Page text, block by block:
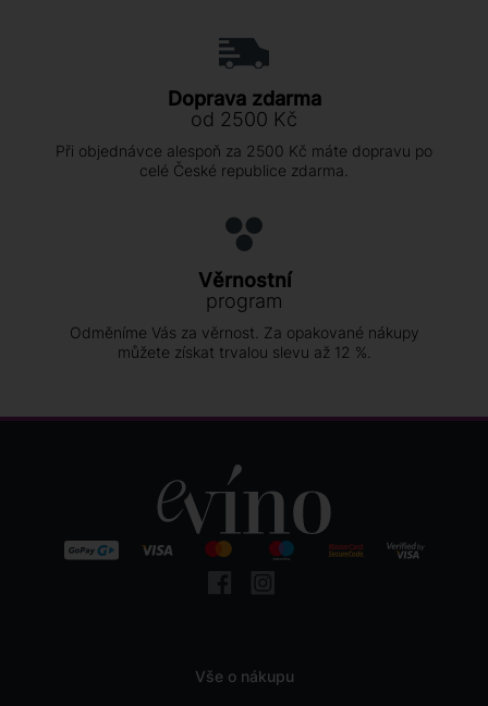
Doprava zdarma
od 2500 Kč
Při objednávce alespoň za 2500 Kč máte dopravu po
celé České republice zdarma.
Věrnostní
program
Odměníme Vás za věrnost. Za opakované nákupy
můžete získat trvalou slevu až 12 %.
Vše o nákupu